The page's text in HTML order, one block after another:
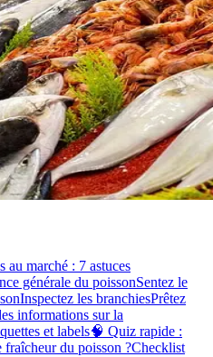
au marché : 7 astuces
générale du poissonSentez le
Inspectez les branchiesPrêtez
informations sur la
et labels🧠 Quiz rapide :
du poisson ?Checklist